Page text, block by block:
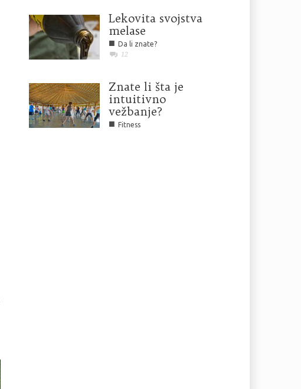
Lekovita svojstva
melase
■ Da li znate?
12
Znate li šta je
intuitivno
vežbanje?
■ Fitness